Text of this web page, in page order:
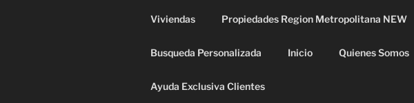
Viviendas Propiedades Region Metropolitana NEW
Busqueda Personalizada Inicio Quienes Somos
Ayuda Exclusiva Clientes